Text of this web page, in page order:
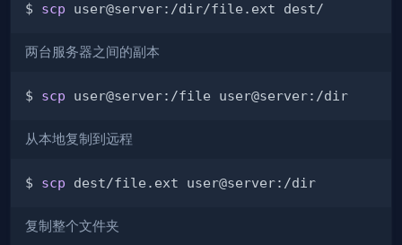
$ scp
两台服务器之间的副本
$ scp
从本地复制到远程
$ scp
复制整个文件夹